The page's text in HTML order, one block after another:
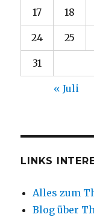
17 18
24 25
31
« Juli
LINKS
Alles zum
Blog über